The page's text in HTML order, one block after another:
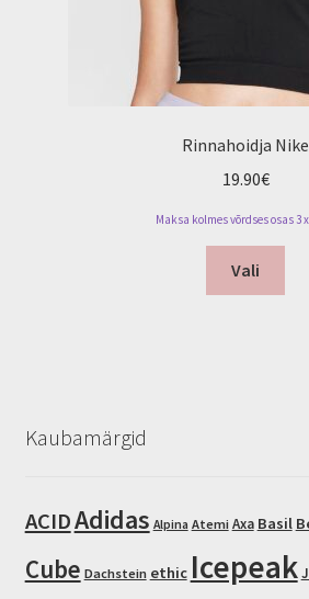
Rinnahoidja Nike
19.90€
Maksa kolmes võrdses osas 3
Vali
on
the
Kaubamärgid
ACIDAdidas Alpina Atemi Axa Basil
Cube Dachstein ethic Icepeak